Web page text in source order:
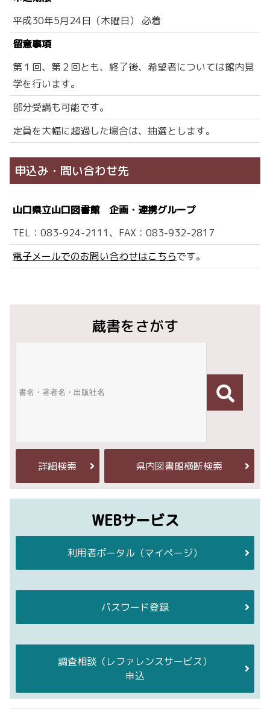
平成30年5月24日（木曜日） 必着
留意事項
第１回、第２回とも、終了後、希望者については館内見
学を行います。
部分受講も可能です。
定員を大幅に超過した場合は、抽選とします。
申込み・問い合わせ先
山口県立山口図書館 企画・連携グループ
TEL：083-924-2111、FAX：083-932-2817
電子メールでのお問い合わせはこちらです。
蔵書をさがす
詳細検索 県内図書館横断検索
WEBサービス
利用者ポータル （マイページ）
パスワード登録
調査相談 （レファレンスサービス）
申込